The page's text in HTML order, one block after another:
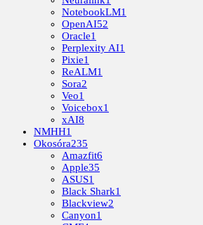
NotebookLM1
OpenAI52
Oracle1
Perplexity AI1
Pixie1
ReALM1
Sora2
Veo1
Voicebox1
xAI8
NMHH1
Okosóra235
Amazfit6
Apple35
ASUS1
Black Shark1
Blackview2
Canyon1